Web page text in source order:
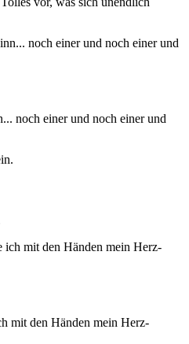
noch einer und noch einer und
mit den Händen mein Herz-